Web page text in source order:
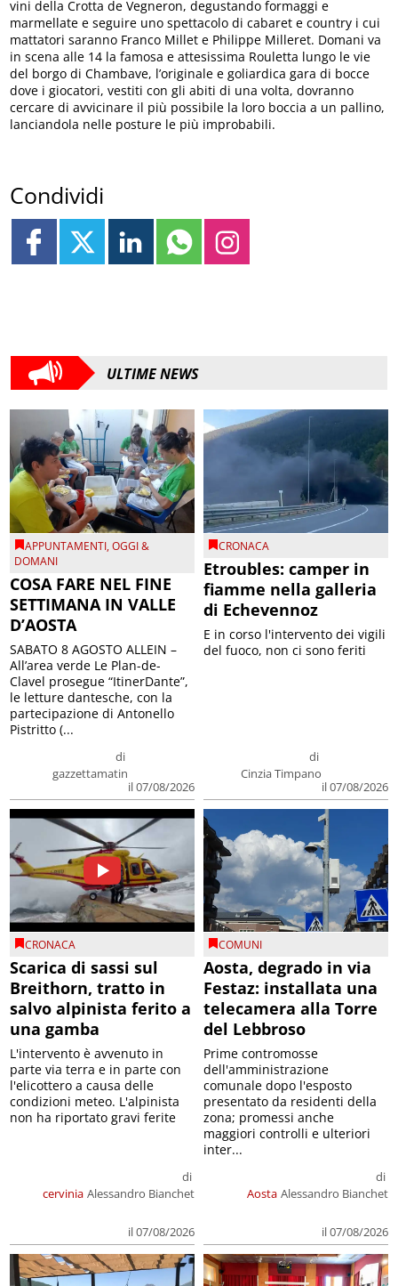
vini della Crotta de Vegneron, degustando formaggi e
marmellate e seguire uno spettacolo di cabaret e country i cui
mattatori saranno Franco Millet e Philippe Milleret. Domani va
in scena alle 14 la famosa e attesissima Rouletta lungo le vie
del borgo di Chambave, l’originale e goliardica gara di bocce
dove i giocatori, vestiti con gli abiti di una volta, dovranno
cercare di avvicinare il più possibile la loro boccia a un pallino,
lanciandola nelle posture le più improbabili.
Condividi
ULTIME NEWS
APPUNTAMENTI,OGGI &
DOMANI
COSA FARE NEL FINE
SETTIMANA IN VALLE
D’AOSTA
di
gazzettamatin
il 07/08/2026
SABATO 8 AGOSTO ALLEIN –
All’area verde Le Plan-de-
Clavel prosegue “ItinerDante”,
le letture dantesche, con la
partecipazione di Antonello
Pistritto (...
CRONACA
Etroubles: camper in
fiamme nella galleria
di Echevennoz
di
Cinzia Timpano
il 07/08/2026
E in corso l'intervento dei vigili
del fuoco, non ci sono feriti
CRONACA
Scarica di sassi sul
Breithorn, tratto in
salvo alpinista ferito a
una gamba
cervinia
di
Alessandro Bianchet
il 07/08/2026
L'intervento è avvenuto in
parte via terra e in parte con
l'elicottero a causa delle
condizioni meteo. L'alpinista
non ha riportato gravi ferite
COMUNI
Aosta, degrado in via
Festaz: installata una
telecamera alla Torre
del Lebbroso
Aosta
di
Alessandro Bianchet
il 07/08/2026
Prime contromosse
dell'amministrazione
comunale dopo l'esposto
presentato da residenti della
zona; promessi anche
maggiori controlli e ulteriori
inter...